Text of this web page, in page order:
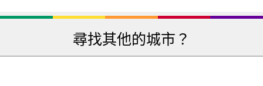
尋找其他的城市？